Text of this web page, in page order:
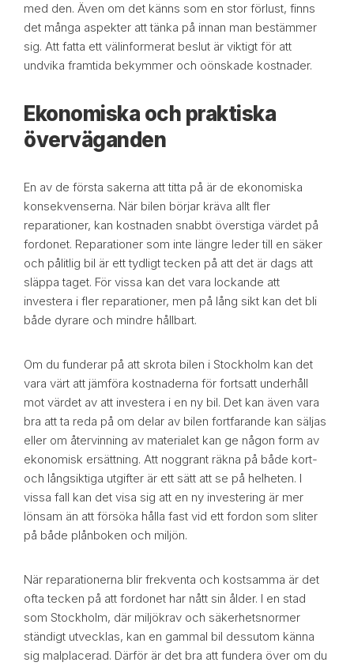
med den. Även om det känns som en stor förlust, finns
det många aspekter att tänka på innan man bestämmer
sig. Att fatta ett välinformerat beslut är viktigt för att
undvika framtida bekymmer och oönskade kostnader.
Ekonomiska och praktiska
överväganden
En av de första sakerna att titta på är de ekonomiska
konsekvenserna. När bilen börjar kräva allt fler
reparationer, kan kostnaden snabbt överstiga värdet på
fordonet. Reparationer som inte längre leder till en säker
och pålitlig bil är ett tydligt tecken på att det är dags att
släppa taget. För vissa kan det vara lockande att
investera i fler reparationer, men på lång sikt kan det bli
både dyrare och mindre hållbart.
Om du funderar på att skrota bilen i Stockholm kan det
vara värt att jämföra kostnaderna för fortsatt underhåll
mot värdet av att investera i en ny bil. Det kan även vara
bra att ta reda på om delar av bilen fortfarande kan säljas
eller om återvinning av materialet kan ge någon form av
ekonomisk ersättning. Att noggrant räkna på både kort-
och långsiktiga utgifter är ett sätt att se på helheten. I
vissa fall kan det visa sig att en ny investering är mer
lönsam än att försöka hålla fast vid ett fordon som sliter
på både plånboken och miljön.
När reparationerna blir frekventa och kostsamma är det
ofta tecken på att fordonet har nått sin ålder. I en stad
som Stockholm, där miljökrav och säkerhetsnormer
ständigt utvecklas, kan en gammal bil dessutom känna
sig malplacerad. Därför är det bra att fundera över om du